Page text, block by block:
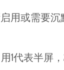
或需要沉
代表半屏，